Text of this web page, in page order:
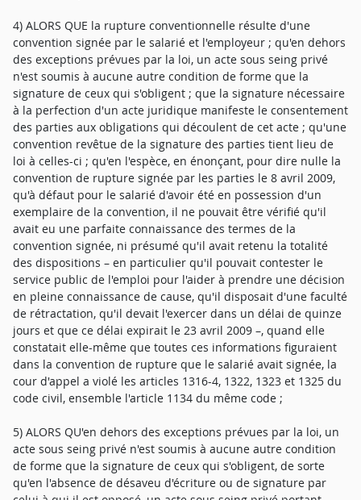
4) ALORS QUE la rupture conventionnelle résulte d'une
convention signée par le salarié et l'employeur ; qu'en dehors
des exceptions prévues par la loi, un acte sous seing privé
n'est soumis à aucune autre condition de forme que la
signature de ceux qui s'obligent ; que la signature nécessaire
à la perfection d'un acte juridique manifeste le consentement
des parties aux obligations qui découlent de cet acte ; qu'une
convention revêtue de la signature des parties tient lieu de
loi à celles-ci ; qu'en l'espèce, en énonçant, pour dire nulle la
convention de rupture signée par les parties le 8 avril 2009,
qu'à défaut pour le salarié d'avoir été en possession d'un
exemplaire de la convention, il ne pouvait être vérifié qu'il
avait eu une parfaite connaissance des termes de la
convention signée, ni présumé qu'il avait retenu la totalité
des dispositions – en particulier qu'il pouvait contester le
service public de l'emploi pour l'aider à prendre une décision
en pleine connaissance de cause, qu'il disposait d'une faculté
de rétractation, qu'il devait l'exercer dans un délai de quinze
jours et que ce délai expirait le 23 avril 2009 –, quand elle
constatait elle-même que toutes ces informations figuraient
dans la convention de rupture que le salarié avait signée, la
cour d'appel a violé les articles 1316-4, 1322, 1323 et 1325 du
code civil, ensemble l'article 1134 du même code ;
5) ALORS QU'en dehors des exceptions prévues par la loi, un
acte sous seing privé n'est soumis à aucune autre condition
de forme que la signature de ceux qui s'obligent, de sorte
qu'en l'absence de désaveu d'écriture ou de signature par